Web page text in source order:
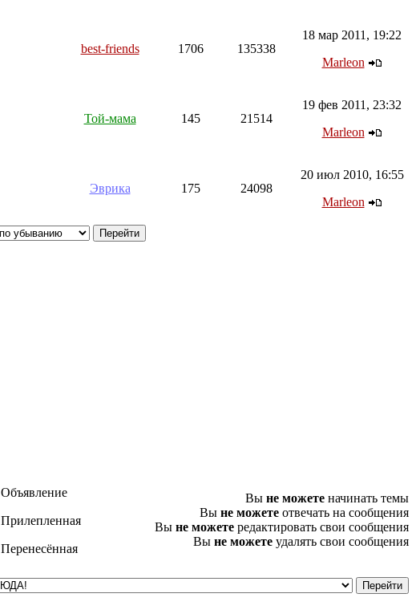
best-friends 1706 135338
18 мар 2011, 19:22
Marleon
Той-мама 145 21514
19 фев 2011, 23:32
Marleon
Эврика 175 24098
20 июл 2010, 16:55
Marleon
Объявление
Прилепленная
Перенесённая
Вы не можете начинать темы
Вы не можете отвечать на сообщения
Вы не можете редактировать свои сообщения
Вы не можете удалять свои сообщения